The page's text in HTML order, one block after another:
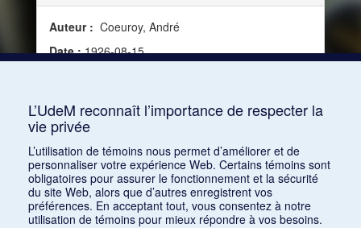
Auteur : Coeuroy, André
Date :1926-08-15
L’UdeM reconnaît l’importance de respecter la
vie privée
L’utilisation de témoins nous permet d’améliorer et de
personnaliser votre expérience Web. Certains témoins sont
obligatoires pour assurer le fonctionnement et la sécurité
du site Web, alors que d’autres enregistrent vos
préférences. En acceptant tout, vous consentez à notre
utilisation de témoins pour mieux répondre à vos besoins.